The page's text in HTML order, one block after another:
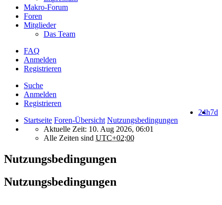
Makro-Forum
Foren
Mitglieder
Das Team
FAQ
Anmelden
Registrieren
Suche
Anmelden
Registrieren
7d
24h
Startseite Foren-Übersicht Nutzungsbedingungen
Aktuelle Zeit: 10. Aug 2026, 06:01
Alle Zeiten sind UTC+02:00
Nutzungsbedingungen
Nutzungsbedingungen